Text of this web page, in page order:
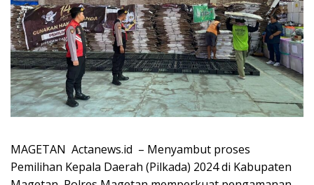
MAGETAN Actanews.id – Menyambut proses
Pemilihan Kepala Daerah (Pilkada) 2024 di Kabupaten